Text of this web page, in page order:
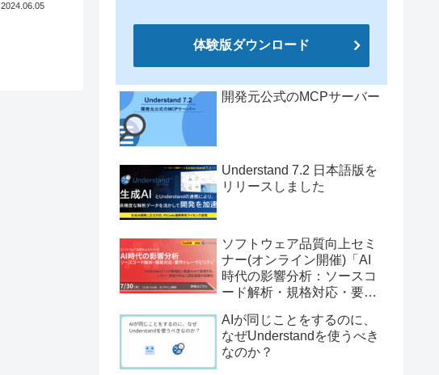
2024.06.05
体験版ダウンロード
開発元公式のMCPサーバー
Understand 7.2 日本語版を
リリースしました
ソフトウェア品質向上セミ
ナー(オンライン開催)「AI
時代の影響分析：ソースコ
ード解析・規格対応・要件
AIが同じことをするのに、
なぜUnderstandを使うべき
なのか？